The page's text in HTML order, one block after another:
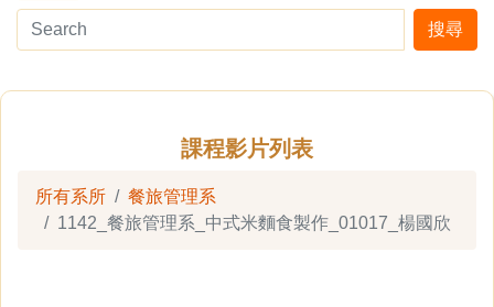
搜尋
課程影片列表
所有系所
餐旅管理系
1142_餐旅管理系_中式米麵食製作_01017_楊國欣